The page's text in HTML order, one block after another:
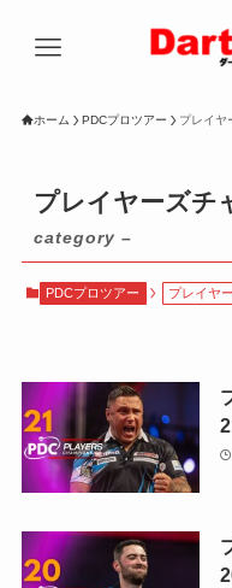
ホーム PDCプロツアー プレイヤ
プレイヤーズチ
category –
PDCプロツアー プレイヤ